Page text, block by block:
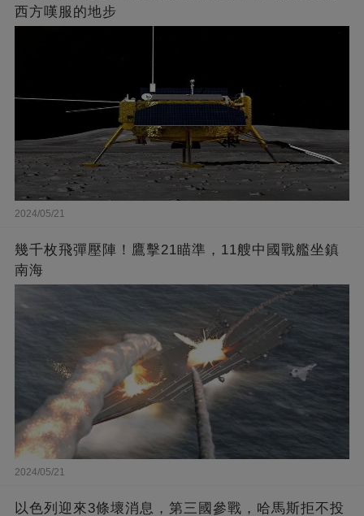
西方嘆服的地步
2024/05/21
幾千枚飛彈壓陣！鷹擊21瞄準，11艘中國戰艦坐鎮
南海
2024/05/21
以色列迎來3條壞消息，第三國參戰，哈馬斯拒不投